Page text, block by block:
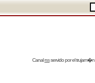
Canalrssservido por eltrujam�n